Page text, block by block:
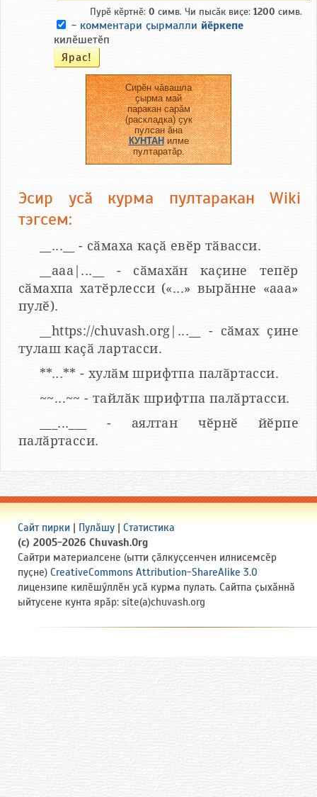
Пурӗ кӗртнӗ: 0 симв. Чи пысӑк виҫе: 1200 симв.
- комментари ҫырмалли йӗркепе
килӗшетӗп
Сирӗн чӑвашла
ҫырма май
паракан сарӑм
(раскладка) ҫук
пулсан ӑна
КУНТАНилме
пултаратӑр.
Эсир усӑ курма пултаракан Wiki
тэгсем:
__...__ - сӑмаха каҫӑ евӗр тӑвасси.
__aaa|...__ - сӑмахӑн каҫине тепӗр
сӑмахпа хатӗрлесси («...» вырӑнне «ааа»
пулӗ).
__https://chuvash.org|...__ - сӑмах ҫине
тулаш каҫӑ лартасси.
**...** - хулӑм шрифтпа палӑртасси.
~~...~~ - тайлӑк шрифтпа палӑртасси.
___...___ - аялтан чӗрнӗ йӗрпе
палӑртасси.
Сайт пирки | Пулӑшу | Статистика
(c) 2005-2026 Chuvash.Org
Сайтри материалсене (ытти ҫӑлкуҫсенчен илнисемсӗр
пуҫне) CreativeCommons Attribution-ShareAlike 3.0
лицензипе килӗшӳллӗн усӑ курма пулать. Сайтпа ҫыхӑннӑ
ыйтусене кунта ярӑр: site(a)chuvash.org